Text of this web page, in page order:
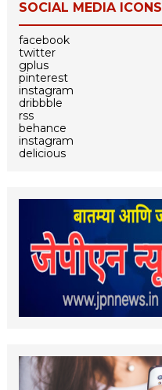
SOCIAL MEDIA ICONS
facebook
twitter
gplus
pinterest
instagram
dribbble
rss
behance
instagram
delicious